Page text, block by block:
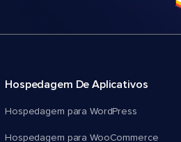
Hospedagem De Aplicativos
Hospedagem para WordPress
Hospedagem para WooCommerce